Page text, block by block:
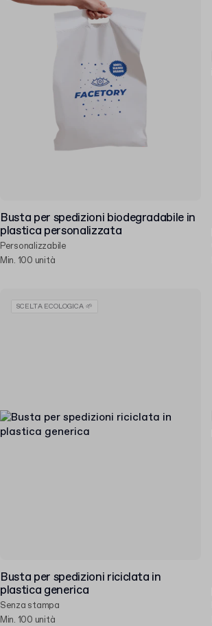
Busta per spedizioni biodegradabile in
plastica personalizzata
Personalizzabile
Min. 100 unità
Busta per spedizioni riciclata in
plastica generica
Senza stampa
Min. 100 unità
SCELTA ECOLOGICA 🌱